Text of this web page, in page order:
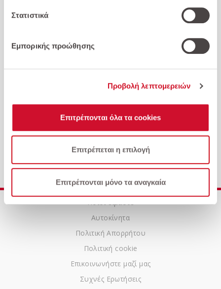
Απορρήτου
Στατιστικά
Εμπορικής προώθησης
Προβολή λεπτομερειών
Επιτρέπονται όλα τα cookies
Επιτρέπεται η επιλογή
Επιτρέπονται μόνο τα αναγκαία
Fiat-500 1.0 Hybrid 70Hp Connect
Ποιοι είμαστε
Αυτοκίνητα
Πολιτική Απορρήτου
Πολιτική cookie
Επικοινωνήστε μαζί μας
Συχνές Ερωτήσεις